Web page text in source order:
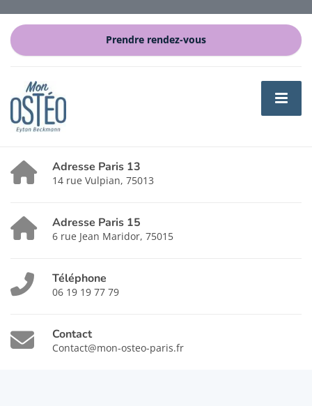
Prendre rendez-vous
Adresse Paris 13
14 rue Vulpian, 75013
Adresse Paris 15
6 rue Jean Maridor, 75015
Téléphone
06 19 19 77 79
Contact
Contact@mon-osteo-paris.fr